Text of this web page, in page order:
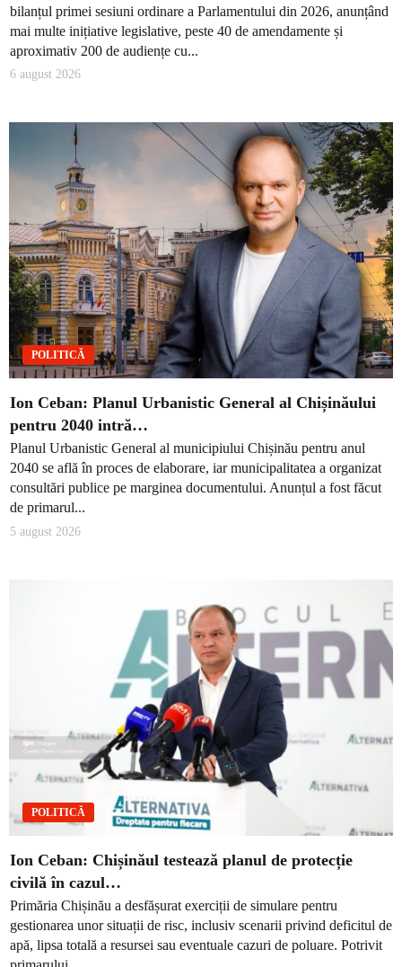
bilanțul primei sesiuni ordinare a Parlamentului din 2026, anunțând
mai multe inițiative legislative, peste 40 de amendamente și
aproximativ 200 de audiențe cu...
6 august 2026
POLITICĂ
Ion Ceban: Planul Urbanistic General al Chișinăului
pentru 2040 intră…
Planul Urbanistic General al municipiului Chișinău pentru anul
2040 se află în proces de elaborare, iar municipalitatea a organizat
consultări publice pe marginea documentului. Anunțul a fost făcut
de primarul...
5 august 2026
POLITICĂ
Ion Ceban: Chișinăul testează planul de protecție
civilă în cazul…
Primăria Chișinău a desfășurat exerciții de simulare pentru
gestionarea unor situații de risc, inclusiv scenarii privind deficitul de
apă, lipsa totală a resursei sau eventuale cazuri de poluare. Potrivit